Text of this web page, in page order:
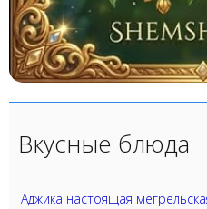
Вкусные блюда
Аджика настоящая